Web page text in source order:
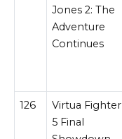
Jones 2: The
Adventure
Continues
126
Virtua Fighter
5 Final